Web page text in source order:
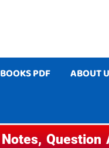
BOOKS PDF ABOUT
Question